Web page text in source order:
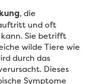
, die
und oft
Sie betrifft
wilde Tiere wie
durch das
Dieses
Symptome